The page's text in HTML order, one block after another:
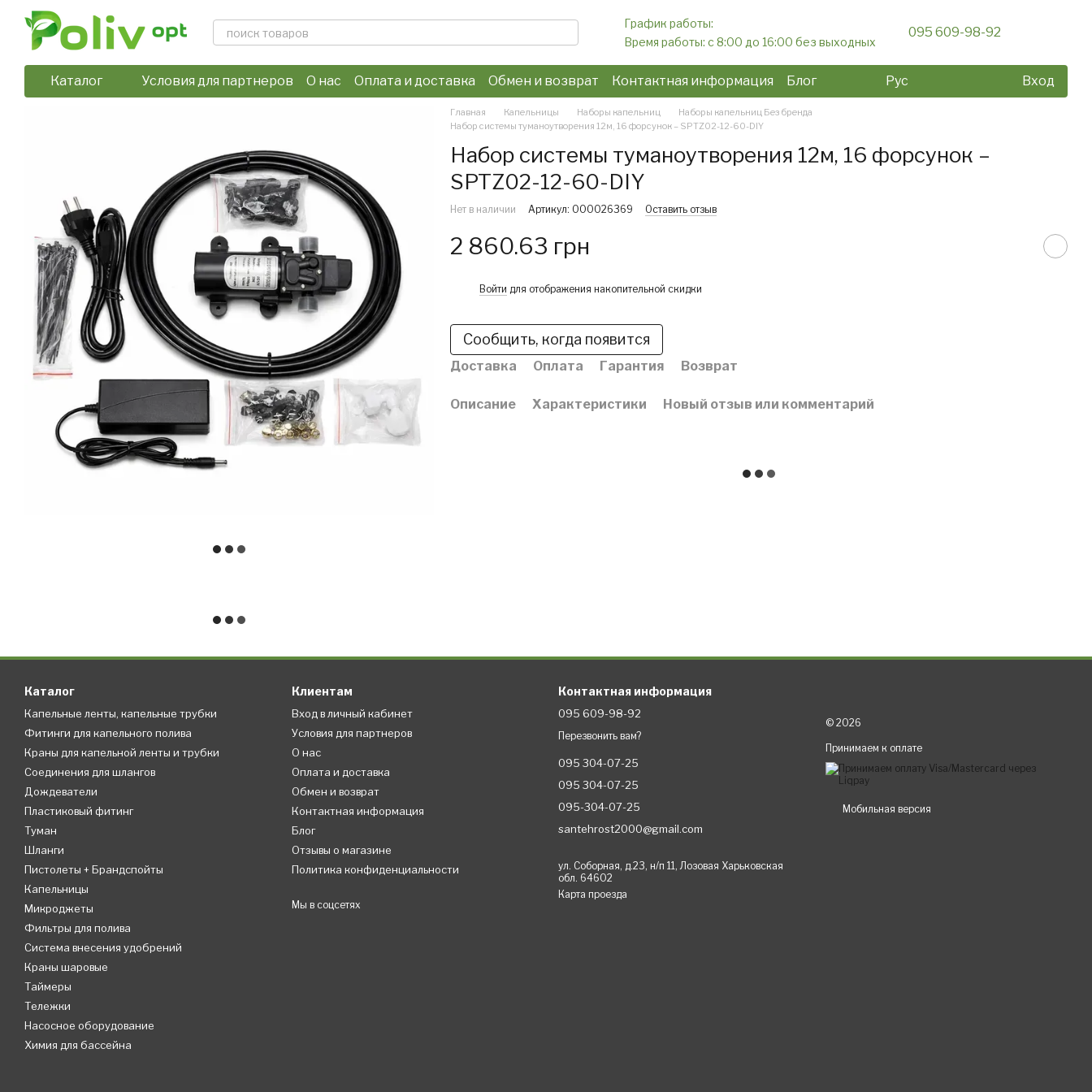
Перейти к основному контенту
График работы:
Время работы: c 8:00 до 16:00 без выходных
095 609-98-92
Каталог Условия для партнеров О нас Оплата и доставка Обмен и возврат Контактная информация
Блог
Отзывы о магазине
Политика конфиденциальности
Рус Вход
Главная Капельницы Наборы капельниц
Наборы капельниц Без бренда
Набор системы туманоутворения 12м, 16 форсунок – SPTZ02-12-60-DIY
Набор системы туманоутворения 12м, 16 форсунок –
SPTZ02-12-60-DIY
Нет в наличии Артикул: 000026369 Оставить отзыв
2 860.63 грн
Войти для отображения накопительной скидки
Сообщить, когда появится
Доставка Оплата Гарантия Возврат
Описание Характеристики Новый отзыв или комментарий
Каталог
Капельные ленты, капельные трубки
Фитинги для капельного полива
Краны для капельной ленты и трубки
Соединения для шлангов
Дождеватели
Пластиковый фитинг
Туман
Шланги
Пистолеты + Брандспойты
Капельницы
Микроджеты
Фильтры для полива
Система внесения удобрений
Краны шаровые
Таймеры
Тележки
Насосное оборудование
Химия для бассейна
Клиентам
Вход в личный кабинет
Условия для партнеров
О нас
Оплата и доставка
Обмен и возврат
Контактная информация
Блог
Отзывы о магазине
Политика конфиденциальности
Мы в соцсетях
Контактная информация
095 609-98-92
Перезвонить вам?
095 304-07-25
095 304-07-25
095-304-07-25
santehrost2000@gmail.com
ул. Соборная, д.23, н/п 11, Лозовая Харьковская
обл. 64602
Карта проезда
© 2026
Принимаем к оплате
Мобильная версия